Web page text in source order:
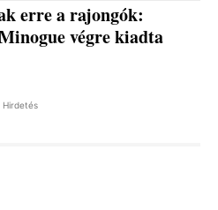
erre a rajongók:
végre kiadta
Hirdetés